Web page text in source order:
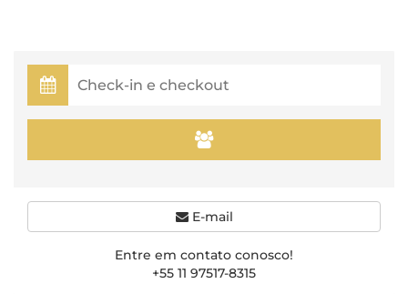
E-mail
Entre em contato conosco!
+55 11 97517-8315